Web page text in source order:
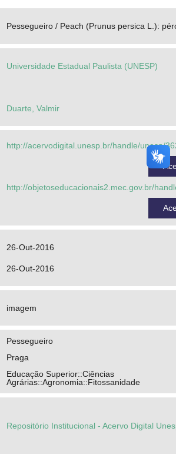
Pessegueiro / Peach (Prunus persica L.):
Universidade Estadual Paulista (UNESP)
Duarte, Valmir
http://acervodigital.unesp.br/handle/unesp/
http://objetoseducacionais2.mec.gov.br/
26-Out-2016
26-Out-2016
imagem
Pessegueiro
Praga
Educação Superior::Ciências
Agrárias::Agronomia::Fitossanidade
Repositório Institucional - Acervo Digital